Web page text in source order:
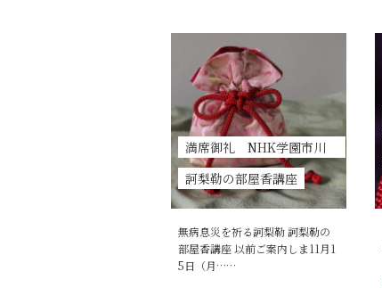
満席御礼 NHK学園市川
訶梨勒の部屋香講座
無病息災を祈る訶梨勒 訶梨勒の
部屋香講座 以前ご案内しま11月1
5日（月……